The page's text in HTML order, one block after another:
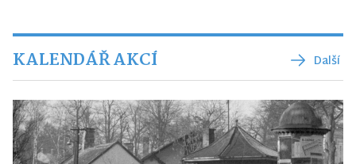
KALENDÁŘ AKCÍ Další